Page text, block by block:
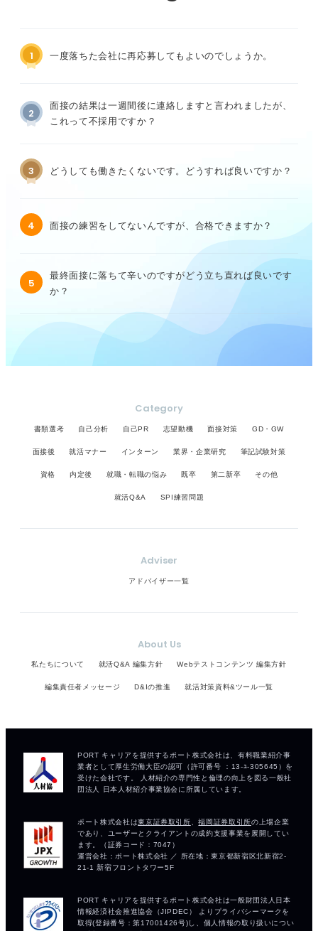
1 一度落ちた会社に再応募してもよいのでしょうか。
2
面接の結果は一週間後に連絡しますと言われましたが、
これって不採用ですか？
3 どうしても働きたくないです。どうすれば良いですか？
4 面接の練習をしてないんですが、合格できますか？
5
最終面接に落ちて辛いのですがどう立ち直れば良いです
か？
Category
書類選考 自己分析 自己PR 志望動機 面接対策 GD・GW
面接後 就活マナー インターン 業界・企業研究 筆記試験対策
資格 内定後 就職・転職の悩み 既卒 第二新卒 その他
就活Q&A SPI練習問題
Adviser
アドバイザー一覧
About Us
私たちについて 就活Q&A 編集方針 Webテストコンテンツ 編集方針
編集責任者メッセージ D&Iの推進 就活対策資料&ツール一覧